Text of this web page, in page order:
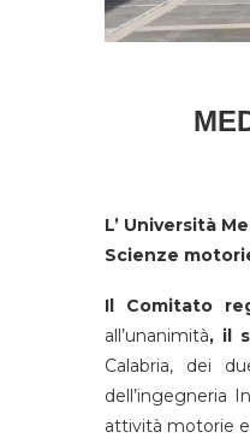
L’ Università
Scienze
Il Comitato
all’unanimità, il
Calabria, dei
dell’ingegneria
attività motorie